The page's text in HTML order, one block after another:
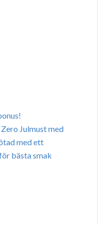
Julmust med
med ett
bästa smak